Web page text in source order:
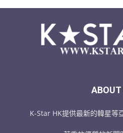
ABOUT
K-Star HK提供最新的韓星等